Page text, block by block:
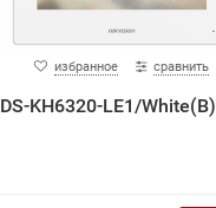
избранное сравнить
DS-KH6320-LE1/White(B)